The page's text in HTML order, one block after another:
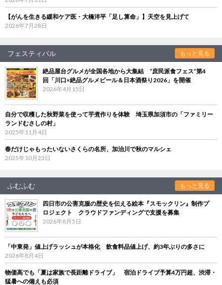
【がんを生きる緩和ケア医・大橋洋平「足し算命」】天空を見上げて
2026年7月28日
フェスティバル もっと見る
絶品屋台グルメが全国各地から大集結 “庶民派食フェス”第4
回「川口×絶品グルメビール＆日本酒祭り2026」を開催
2026年4月15日
自分で収穫した秋野菜を使って芋煮作りを体験 埼玉県加須市の「ファミリー
ランドむさしの村」
2025年11月4日
春だけじゃもったいないさくらの名所、加治川で秋のマルシェ
2025年10月23日
ふむふむ もっと見る
四日市の公害克服の歴史を伝える絵本『スモックリン』制作プ
ロジェクト クラウドファンディングで支援を募集
2026年8月5日
「中東発」値上げラッシュが本格化 飲食料品値上げ、約3年ぶりの多さに
2026年8月4日
物価高でも「夏は家族で長距離ドライブ」 宿泊ドライブ予算4万円超、渋滞・
猛暑への備えも必須